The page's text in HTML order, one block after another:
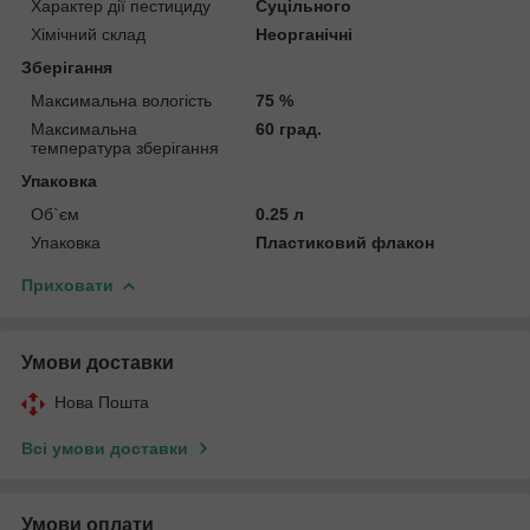
Характер дії пестициду
Суцільного
Хімічний склад
Неорганічні
Зберігання
Максимальна вологість
75 %
Максимальна
температура зберігання
60 град.
Упаковка
Об`єм
0.25 л
Упаковка
Пластиковий флакон
Приховати
Умови доставки
Нова Пошта
Всі умови доставки
Умови оплати